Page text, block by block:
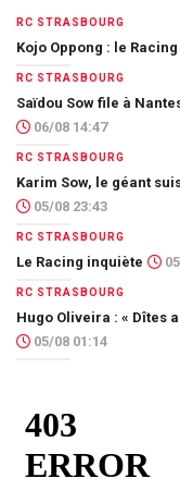
RC STRASBOURG
Kojo Oppong : le
RC STRASBOURG
Saïdou Sow file à
06/08 14:47
RC STRASBOURG
Karim Sow, le géant
05/08 23:43
RC STRASBOURG
Le Racing inquiète
RC STRASBOURG
Hugo Oliveira : « Dîtes
05/08 01:14